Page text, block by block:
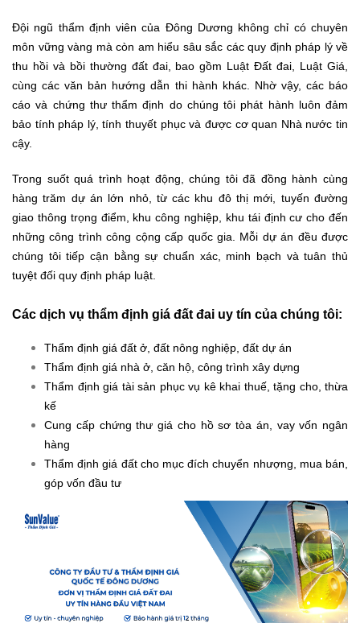
Đội ngũ thẩm định viên của Đông Dương không chỉ có chuyên
môn vững vàng mà còn am hiểu sâu sắc các quy định pháp lý về
thu hồi và bồi thường đất đai, bao gồm Luật Đất đai, Luật Giá,
cùng các văn bản hướng dẫn thi hành khác. Nhờ vậy, các báo
cáo và chứng thư thẩm định do chúng tôi phát hành luôn đảm
bảo tính pháp lý, tính thuyết phục và được cơ quan Nhà nước tin
cậy.
Trong suốt quá trình hoạt động, chúng tôi đã đồng hành cùng
hàng trăm dự án lớn nhỏ, từ các khu đô thị mới, tuyến đường
giao thông trọng điểm, khu công nghiệp, khu tái định cư cho đến
những công trình công cộng cấp quốc gia. Mỗi dự án đều được
chúng tôi tiếp cận bằng sự chuẩn xác, minh bạch và tuân thủ
tuyệt đối quy định pháp luật.
Các dịch vụ thẩm định giá đất đai uy tín của chúng tôi:
Thẩm định giá đất ở, đất nông nghiệp, đất dự án
Thẩm định giá nhà ở, căn hộ, công trình xây dựng
Thẩm định giá tài sản phục vụ kê khai thuế, tặng cho, thừa
kế
Cung cấp chứng thư giá cho hồ sơ tòa án, vay vốn ngân
hàng
Thẩm định giá đất cho mục đích chuyển nhượng, mua bán,
góp vốn đầu tư